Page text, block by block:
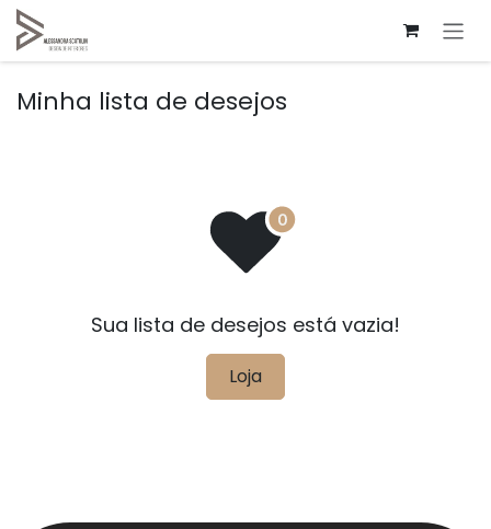
Pular para o conteúdo
Minha lista de desejos
Sua lista de desejos está vazia!
Loja